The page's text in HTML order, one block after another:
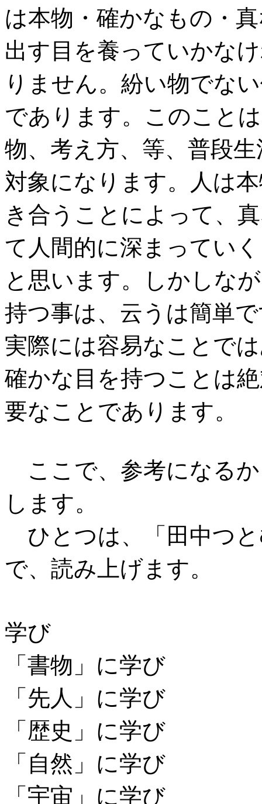
は本物・確かなもの・
出す目を養っていかな
りません。紛い物でな
であります。このこと
物、考え方、等、普段
対象になります。人は
き合うことによって、
て人間的に深まってい
と思います。しかしな
持つ事は、云うは簡単
実際には容易なことで
確かな目を持つことは
要なことであります。
ここで、参考になる
します。
ひとつは、
「田中つ
で、読み上げます。
学び
「書物」に学び
「先人」に学び
「歴史」に学び
「自然」に学び
「宇宙」に学び